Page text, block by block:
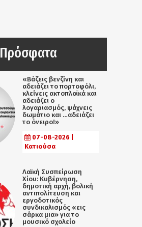
Πρόσφατα
«Βάζεις βενζίνη και
αδειάζει το πορτοφόλι,
κλείνεις ακτοπλοϊκά και
αδειάζει ο
λογαριασμός, ψάχνεις
δωμάτιο και …αδειάζει
το όνειρο!»
07-08-2026 |
Κατιούσα
Λαϊκή Συσπείρωση
Χίου: Κυβέρνηση,
δημοτική αρχή, βολική
αντιπολίτευση και
εργοδοτικός
συνδικαλισμός «εις
σάρκα μια» για το
μουσικό σχολείο